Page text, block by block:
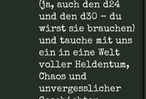
(ja, auch den d24
und den d30 – du
wirst sie brauchen)
und tauche mit uns
ein in eine Welt
voller Heldentum,
Chaos und
unvergesslicher